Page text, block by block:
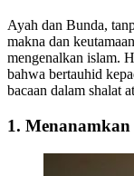
Ayah dan Bunda,
makna dan
mengenalkan islam.
bahwa bertauhid
bacaan dalam shalat
1.